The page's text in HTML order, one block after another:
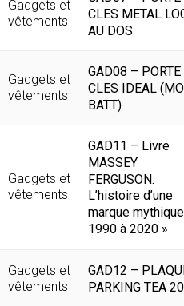
Gadgets et
vêtements
CLES METAL
AU DOS
Gadgets et
vêtements
GAD08 – PORTE
CLES IDEAL
BATT)
Gadgets et
vêtements
GAD11 – Livre
MASSEY
FERGUSON.
L’histoire d’une
marque
1990 à 2020 »
Gadgets et
vêtements
GAD12 –
PARKING TEA 20